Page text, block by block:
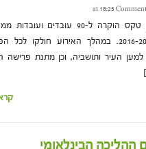
עיריית בת ים קיימה בשבוע האחרון טקס הוקרה ל-90
העירייה השונות, שפרשו בשנים 2016-2017. במהלך האירוע חולקו
העיר ותושביה, וכן מתנת פרישה